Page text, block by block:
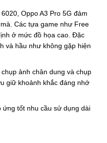
Oppo A3 Pro 5G đảm
Các tựa game như Free
ở mức đồ họa cao. Đặc
và hầu như không gặp hiện
ảnh chân dung và chụp
giữ khoảnh khắc đáng nhớ
ứng tốt nhu cầu sử dụng dài